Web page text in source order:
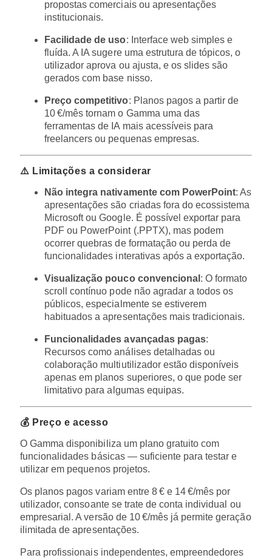
propostas comerciais ou apresentações
institucionais.
Facilidade de uso: Interface web simples e
fluída. A IA sugere uma estrutura de tópicos, o
utilizador aprova ou ajusta, e os slides são
gerados com base nisso.
Preço competitivo: Planos pagos a partir de
10 €/mês tornam o Gamma uma das
ferramentas de IA mais acessíveis para
freelancers ou pequenas empresas.
⚠️ Limitações a considerar
Não integra nativamente com PowerPoint: As
apresentações são criadas fora do ecossistema
Microsoft ou Google. É possível exportar para
PDF ou PowerPoint (.PPTX), mas podem
ocorrer quebras de formatação ou perda de
funcionalidades interativas após a exportação.
Visualização pouco convencional : O formato
scroll contínuo pode não agradar a todos os
públicos, especialmente se estiverem
habituados a apresentações mais tradicionais.
Funcionalidades avançadas pagas:
Recursos como análises detalhadas ou
colaboração multiutilizador estão disponíveis
apenas em planos superiores, o que pode ser
limitativo para algumas equipas.
💰 Preço e acesso
O Gamma disponibiliza um plano gratuito com
funcionalidades básicas — suficiente para testar e
utilizar em pequenos projetos.
Os planos pagos variam entre 8 € e 14 €/mês por
utilizador, consoante se trate de conta individual ou
empresarial. A versão de 10 €/mês já permite geração
ilimitada de apresentações.
Para profissionais independentes, empreendedores